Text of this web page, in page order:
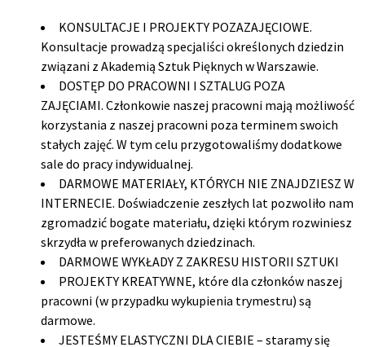
KONSULTACJE I PROJEKTY POZAZAJĘCIOWE.
Konsultacje prowadzą specjaliści określonych dziedzin
związani z Akademią Sztuk Pięknych w Warszawie.
DOSTĘP DO PRACOWNI I SZTALUG POZA
ZAJĘCIAMI. Członkowie naszej pracowni mają możliwość
korzystania z naszej pracowni poza terminem swoich
stałych zajęć. W tym celu przygotowaliśmy dodatkowe
sale do pracy indywidualnej.
DARMOWE MATERIAŁY, KTÓRYCH NIE ZNAJDZIESZ W
INTERNECIE. Doświadczenie zeszłych lat pozwoliło nam
zgromadzić bogate materiału, dzięki którym rozwiniesz
skrzydła w preferowanych dziedzinach.
DARMOWE WYKŁADY Z ZAKRESU HISTORII SZTUKI
PROJEKTY KREATYWNE, które dla członków naszej
pracowni (w przypadku wykupienia trymestru) są
darmowe.
JESTEŚMY ELASTYCZNI DLA CIEBIE – staramy się